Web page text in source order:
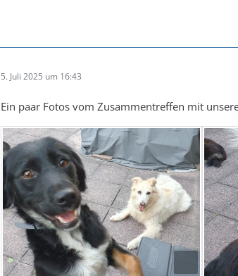
5. Juli 2025 um 16:43
Ein paar Fotos vom Zusammentreffen mit